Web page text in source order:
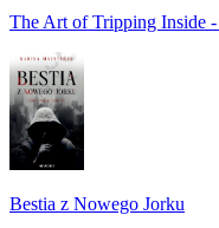
The Art of Tripping Inside
Bestia z Nowego Jorku